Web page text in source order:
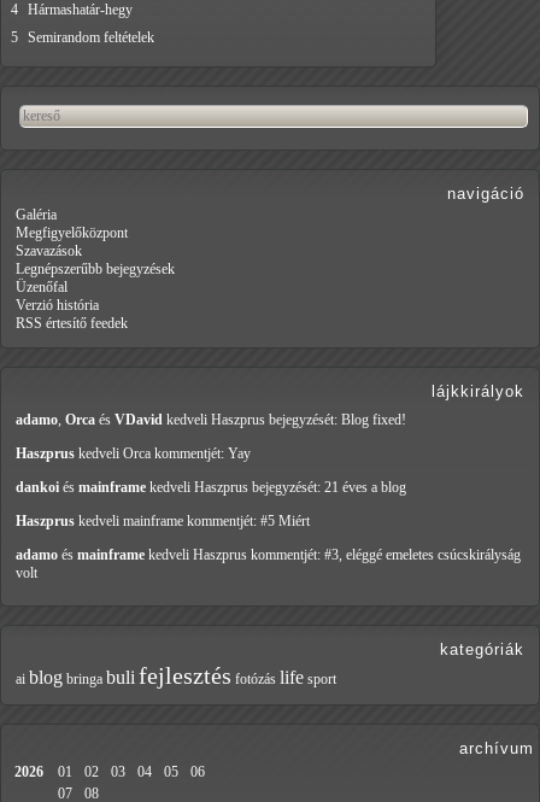
4 Hármashatár-hegy
5 Semirandom feltételek
navigáció
Galéria
Megfigyelőközpont
Szavazások
Legnépszerűbb bejegyzések
Üzenőfal
Verzió história
RSS értesítő feedek
lájkkirályok
adamo, Orca és VDavid kedveli Haszprus bejegyzését: Blog fixed!
Haszprus kedveli Orca kommentjét: Yay
dankoi és mainframe kedveli Haszprus bejegyzését: 21 éves a blog
Haszprus kedveli mainframe kommentjét: #5 Miért
adamo és mainframe kedveli Haszprus kommentjét: #3, eléggé emeletes csúcskirályság
volt
kategóriák
ai blog bringa buli fejlesztés fotózás life sport
archívum
2026 01 02 03 04 05
06
07
08